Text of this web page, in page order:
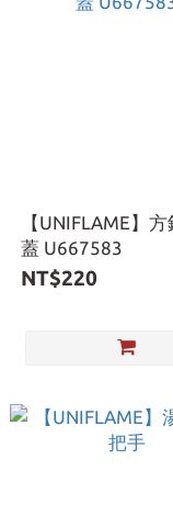
【UNIFLAME】
蓋 U667583
NT$220